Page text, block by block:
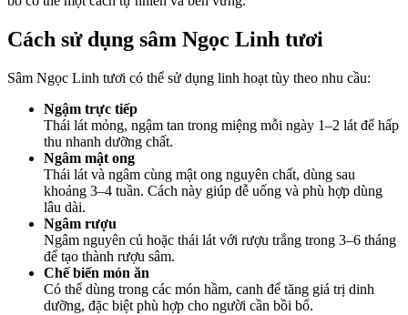
Cách sử dụng sâm Ngọc Linh tươi
Sâm Ngọc Linh tươi có thể sử dụng linh hoạt tùy theo nhu cầu:
Ngậm trực tiếp
Thái lát mỏng, ngậm tan trong miệng mỗi ngày 1–2 lát để hấp
thu nhanh dưỡng chất.
Ngâm mật ong
Thái lát và ngâm cùng mật ong nguyên chất, dùng sau
khoảng 3–4 tuần. Cách này giúp dễ uống và phù hợp dùng
lâu dài.
Ngâm rượu
Ngâm nguyên củ hoặc thái lát với rượu trắng trong 3–6 tháng
để tạo thành rượu sâm.
Chế biến món ăn
Có thể dùng trong các món hầm, canh để tăng giá trị dinh
dưỡng, đặc biệt phù hợp cho người cần bồi bổ.